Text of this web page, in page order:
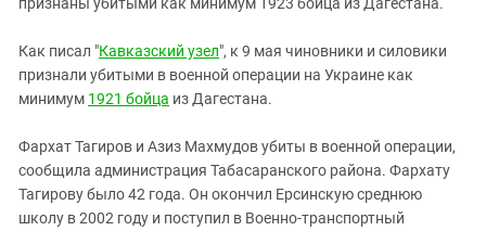
Ставропольский край
Чечня
Южный Кавказ
ЮФО
Как писал "Кавказский узел", к 9 мая чиновники и силовики
признали убитыми в военной операции на Украине как
минимум 1921 бойца из Дагестана.
Фархат Тагиров и Азиз Махмудов убиты в военной операции,
сообщила администрация Табасаранского района. Фархату
Тагирову было 42 года. Он окончил Ерсинскую среднюю
школу в 2002 году и поступил в Военно-транспортный